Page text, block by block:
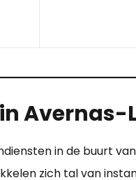
Avernas-
in de buurt
zich tal van